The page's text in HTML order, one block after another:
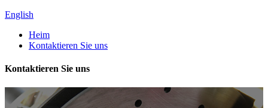
English
Heim
Kontaktieren Sie uns
Kontaktieren Sie uns